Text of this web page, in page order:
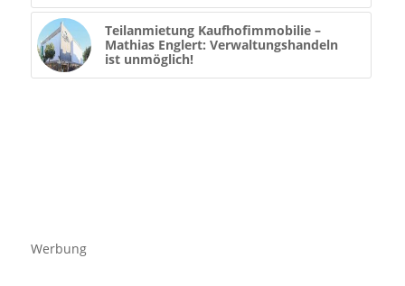
Teilanmietung Kaufhofimmobilie –
Mathias Englert: Verwaltungshandeln
ist unmöglich!
Werbung